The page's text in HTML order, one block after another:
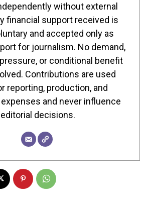
without external
financial support received is
and accepted only as
for journalism. No demand,
or conditional benefit
Contributions are used
reporting, production, and
and never influence
editorial decisions.